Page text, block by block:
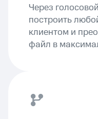
Через
построить
клиентом и
файл в